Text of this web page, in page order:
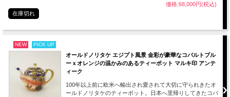
価格:68,000円(税込)
在庫切れ
NEW PICK UP
オールドノリタケ エジプト風景 金彩が豪華なコバルトブル
ーｘオレンジの温かみのあるティーポット マルキ印 アンテ
ィーク
100年以上前に欧米へ輸出され愛されて大切に守られきたオ
ールドノリタケのティーポット。日本へ里帰りしてきたコバ